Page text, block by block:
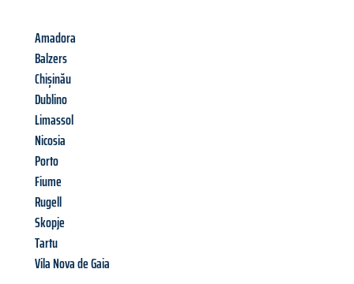
Amadora
Balzers
Chișinău
Dublino
Limassol
Nicosia
Porto
Fiume
Rugell
Skopje
Tartu
Vila Nova de Gaia